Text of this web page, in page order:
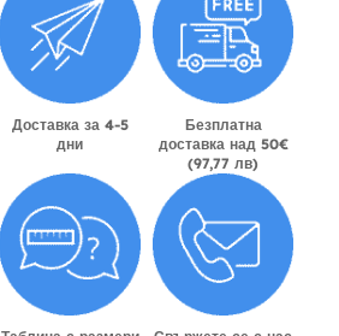
Доставка за 4-5
дни
Безплатна
доставка над 50€
(97,77 лв)